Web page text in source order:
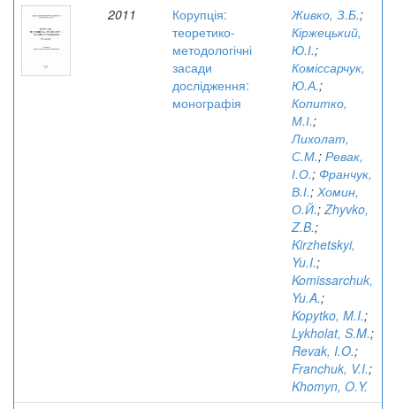
2011
Корупція:
теоретико-
методологічні
засади
дослідження:
монографія
Живко, З.Б.;
Кіржецький,
Ю.І.;
Коміссарчук,
Ю.А.;
Копитко,
М.І.;
Лихолат,
С.М.; Ревак,
І.О.; Франчук,
В.І.; Хомин,
О.Й.;Zhyvko,
Z.B.;
Kirzhetskyi,
Yu.I.;
Komissarchuk,
Yu.A.;
Kopytko, M.I.;
Lykholat, S.M.;
Revak, I.O.;
Franchuk, V.I.;
Khomyn, O.Y.